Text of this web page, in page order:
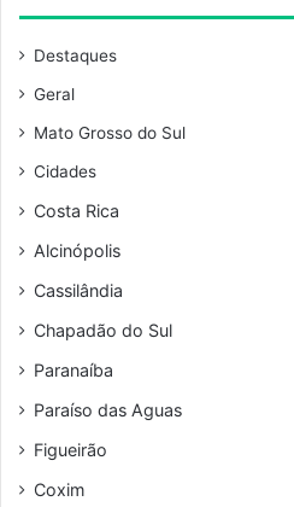
Destaques
Geral
Mato Grosso do Sul
Cidades
Costa Rica
Alcinópolis
Cassilândia
Chapadão do Sul
Paranaíba
Paraíso das Aguas
Figueirão
Coxim